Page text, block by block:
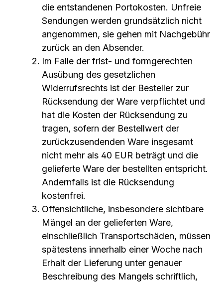
die entstandenen Portokosten. Unfreie
Sendungen werden grundsätzlich nicht
angenommen, sie gehen mit Nachgebühr
zurück an den Absender.
Im Falle der frist- und formgerechten
Ausübung des gesetzlichen
Widerrufsrechts ist der Besteller zur
Rücksendung der Ware verpflichtet und
hat die Kosten der Rücksendung zu
tragen, sofern der Bestellwert der
zurückzusendenden Ware insgesamt
nicht mehr als 40 EUR beträgt und die
gelieferte Ware der bestellten entspricht.
Andernfalls ist die Rücksendung
kostenfrei.
Offensichtliche, insbesondere sichtbare
Mängel an der gelieferten Ware,
einschließlich Transportschäden, müssen
spätestens innerhalb einer Woche nach
Erhalt der Lieferung unter genauer
Beschreibung des Mangels schriftlich,